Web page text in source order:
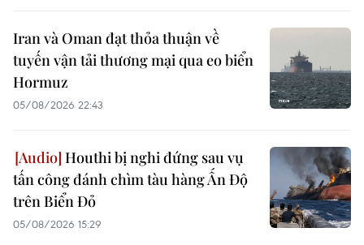
Iran và Oman đạt thỏa thuận về
tuyến vận tải thương mại qua eo biển
Hormuz
05/08/2026 22:43
Houthi bị nghi đứng sau vụ
tấn công đánh chìm tàu hàng Ấn Độ
trên Biển Đỏ
05/08/2026 15:29